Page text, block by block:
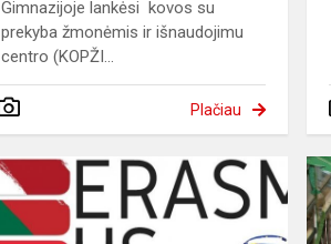
Gimnazijoje lankėsi kovos su
prekyba žmonėmis ir išnaudojimu
centro (KOPŽI...
Plačiau